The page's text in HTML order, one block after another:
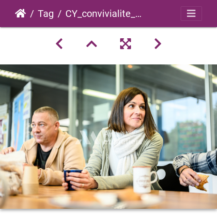
Tag CY_convivialite_2022_0009